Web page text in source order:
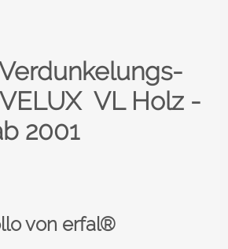
VL Holz -
2001
von erfal®